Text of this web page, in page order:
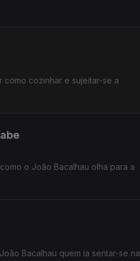
cozinhar e sujeitar-se a
o João Bacalhau olha para a
Bacalhau quem ia sentar-se na